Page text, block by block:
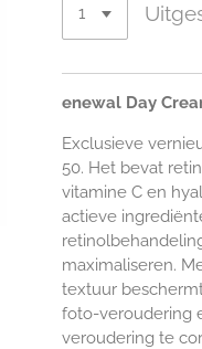
enewal Day
Exclusieve
50. Het bevat
vitamine C en
actieve
maximaliseren.
textuur
foto-veroudering
veroudering te